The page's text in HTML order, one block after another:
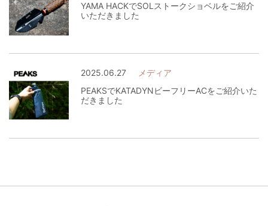
YAMA HACKでSOLストークショベルをご紹介
いただきました
2025.06.27
メディア
PEAKSでKATADYNビーフリーACをご紹介いた
だきました